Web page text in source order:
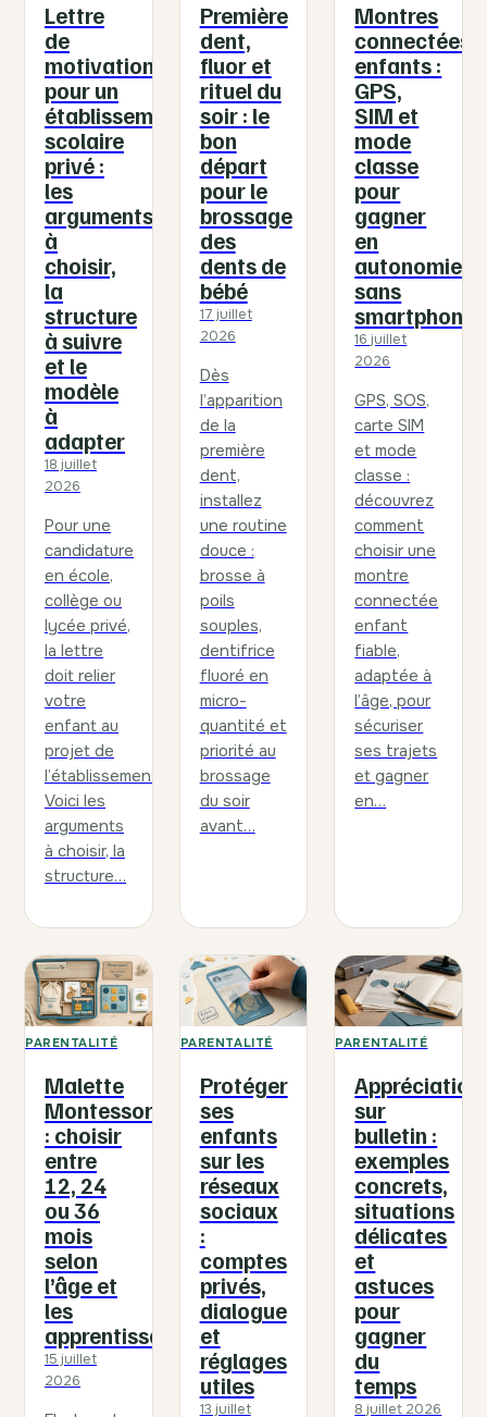
Lettre
de
motivation
pour un
établissement
scolaire
privé :
les
arguments
à
choisir,
la
structure
à suivre
et le
modèle
à
adapter
18 juillet
2026
Pour une
candidature
en école,
collège ou
lycée privé,
la lettre
doit relier
votre
enfant au
projet de
l’établissement.
Voici les
arguments
à choisir, la
structure…
Première
dent,
fluor et
rituel du
soir : le
bon
départ
pour le
brossage
des
dents de
bébé
17 juillet
2026
Dès
l’apparition
de la
première
dent,
installez
une routine
douce :
brosse à
poils
souples,
dentifrice
fluoré en
micro-
quantité et
priorité au
brossage
du soir
avant…
Montres
connectées
enfants :
GPS,
SIM et
mode
classe
pour
gagner
en
autonomie
sans
smartphone
16 juillet
2026
GPS, SOS,
carte SIM
et mode
classe :
découvrez
comment
choisir une
montre
connectée
enfant
fiable,
adaptée à
l’âge, pour
sécuriser
ses trajets
et gagner
en…
PARENTALITÉ
Malette
Montessori
: choisir
entre
12, 24
ou 36
mois
selon
l’âge et
les
apprentissages
15 juillet
2026
PARENTALITÉ
Protéger
ses
enfants
sur les
réseaux
sociaux
:
comptes
privés,
dialogue
et
réglages
utiles
13 juillet
PARENTALITÉ
Appréciation
sur
bulletin :
exemples
concrets,
situations
délicates
et
astuces
pour
gagner
du
temps
8 juillet 2026